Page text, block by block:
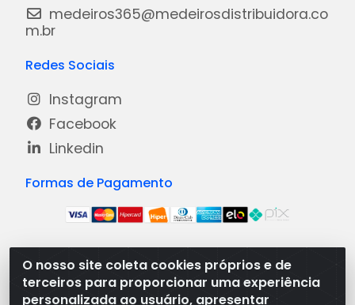
O nosso site coleta cookies próprios e de
terceiros para proporcionar uma experiência
personalizada ao usuário, apresentar
medeiros365@medeirosdistribuidora.co
m.br
Redes Sociais
Instagram
Facebook
Linkedin
Formas de Pagamento
Medeiros Distribuidora - Rua Dias Carneiro, 1977 -
Ramal, Bacabal/MA - CEP 65.700-000 - CNPJ